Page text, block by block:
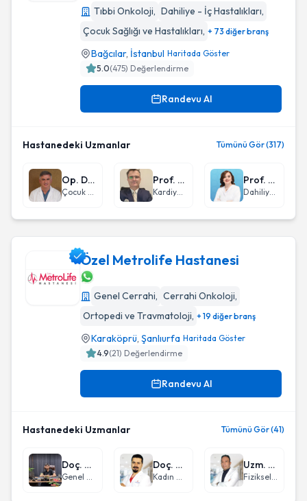
Medipol Mega Üniversite Hastanesi
Tıbbi Onkoloji, Dahiliye - İç Hastalıkları,
Çocuk Sağlığı ve Hastalıkları, + 73 diğer branş
Bağcılar, İstanbul Haritada Göster
5.0(475) Değerlendirme
Randevu Al
Hastanedeki Uzmanlar Tümünü Gör (317)
Op. Dr. Mehmet Şerif Arslan
Çocuk Cerrahisi
Prof. Dr. Bülent Demir
Kardiyoloji
Prof. Dr. Sevgi Aras
Dahiliye - İç Hastalıkları
Özel Metrolife Hastanesi
Özel Metrolife Hastanesi
Genel Cerrahi, Cerrahi Onkoloji,
Ortopedi ve Travmatoloji, + 19 diğer branş
Karaköprü, Şanlıurfa Haritada Göster
4.9(21) Değerlendirme
Randevu Al
Hastanedeki Uzmanlar Tümünü Gör (41)
Doç. Dr. Ümit Mercan
Genel Cerrahi
Doç. Dr. Veysel Toprak
Kadın Hastalıkları ve Doğum
Uzm. Dr. Ahmet Demirkol
Fiziksel Tıp ve Rehabilitasyon